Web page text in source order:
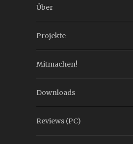
Über
Projekte
Mitmachen!
Downloads
Reviews (PC)